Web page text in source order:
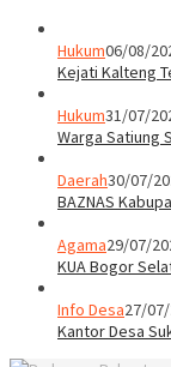
Hukum06/08/
Kejati Kalteng
Hukum31/07/
Warga Satiung
Daerah30/07/
BAZNAS
Agama29/07/
KUA Bogor
Info Desa27/
Kantor Desa